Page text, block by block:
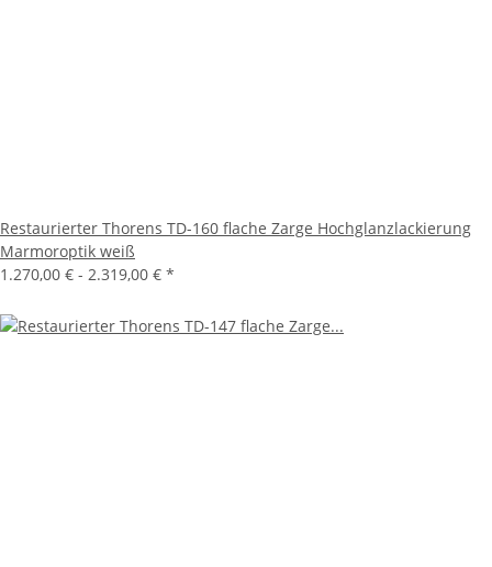
Restaurierter Thorens TD-160 flache Zarge Hochglanzlackierung
Marmoroptik weiß
1.270,00 € - 2.319,00 € *